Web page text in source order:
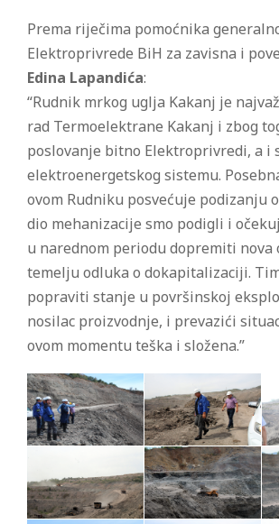
Prema riječima pomoćnika
Elektroprivrede BiH za zavisna i
Edina Lapandića:
“Rudnik mrkog uglja Kakanj je
rad Termoelektrane Kakanj i zbog
poslovanje bitno Elektroprivredi, a i
elektroenergetskog sistemu.
ovom Rudniku posvećuje podizanju
dio mehanizacije smo podigli i
u narednom periodu dopremiti nova
temelju odluka o dokapitalizaciji.
popraviti stanje u površinskoj
nosilac proizvodnje, i prevazići
ovom momentu teška i složena.”